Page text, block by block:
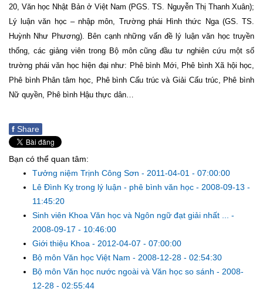
20, Văn học Nhật Bản ở Việt Nam (PGS. TS. Nguyễn Thị Thanh Xuân);
Lý luận văn học – nhập môn, Trường phái Hình thức Nga (GS. TS.
Huỳnh Như Phương). Bên cạnh những vấn đề lý luận văn học truyền
thống, các giảng viên trong Bộ môn cũng đầu tư nghiên cứu một số
trường phái văn học hiện đại như: Phê bình Mới, Phê bình Xã hội học,
Phê bình Phân tâm học, Phê bình Cấu trúc và Giải Cấu trúc, Phê bình
Nữ quyền, Phê bình Hậu thực dân…
f Share
Bạn có thể quan tâm:
Tưởng niệm Trịnh Công Sơn - 2011-04-01 - 07:00:00
Lê Đình Kỵ trong lý luận - phê bình văn học - 2008-09-13 -
11:45:20
Sinh viên Khoa Văn học và Ngôn ngữ đạt giải nhất ... -
2008-09-17 - 10:46:00
Giới thiệu Khoa - 2012-04-07 - 07:00:00
Bộ môn Văn học Việt Nam - 2008-12-28 - 02:54:30
Bộ môn Văn học nước ngoài và Văn học so sánh - 2008-
12-28 - 02:55:44